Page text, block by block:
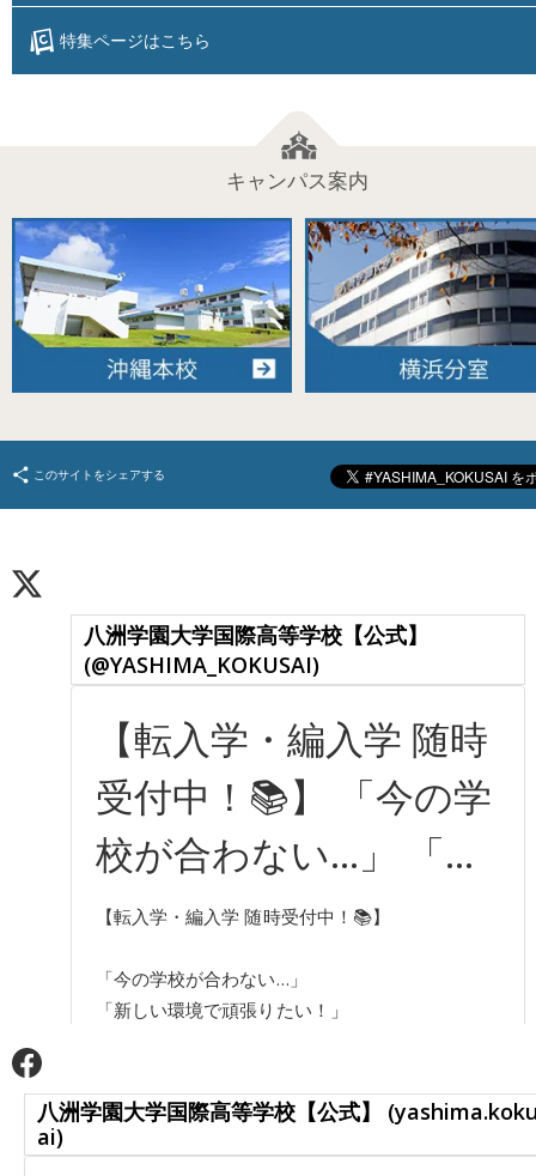
特集ページはこちら
キャンパス案内
このサイトをシェアする